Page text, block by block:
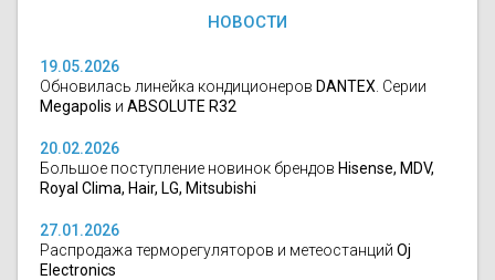
НОВОСТИ
19.05.2026
Обновилась линейка кондиционеров DANTEX . Серии
Megapolis и ABSOLUTE R32
20.02.2026
Большое поступление новинок брендов Hisense, MDV,
Royal Clima, Hair, LG, Mitsubishi
27.01.2026
Распродажа терморегуляторов и метеостанций Oj
Electronics